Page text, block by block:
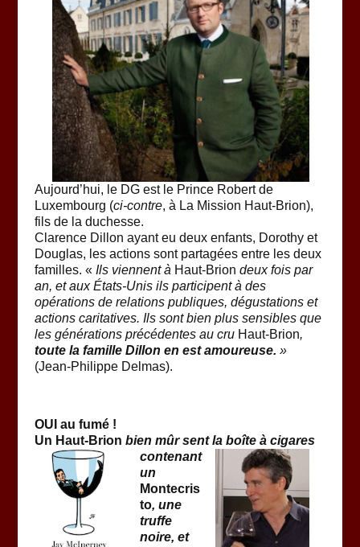
Aujourd’hui, le DG est le Prince Robert de
Luxembourg (ci-contre, à La Mission Haut-Brion),
fils de la duchesse.
Clarence Dillon ayant eu deux enfants, Dorothy et
Douglas, les actions sont partagées entre les deux
familles. « Ils viennent à Haut-Brion deux fois par
an, et aux États-Unis ils participent à des
opérations de relations publiques, dégustations et
actions caritatives. Ils sont bien plus sensibles que
les générations précédentes au cruHaut-Brion,
toute la famille Dillon en est amoureuse. »
(Jean-Philippe Delmas).
OUI au fumé !
Un Haut-Brion bien mûr sent la boîte à cigares
contenant
un
Montecris
to, une
truffe
noire, et